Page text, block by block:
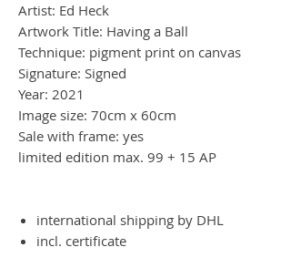
Artist: Ed Heck
Artwork Title: Having a Ball
Technique: pigment print on canvas
Signature: Signed
Year: 2021
Image size: 70cm x 60cm
Sale with frame: yes
limited edition max. 99 + 15 AP
international shipping by DHL
incl. certificate